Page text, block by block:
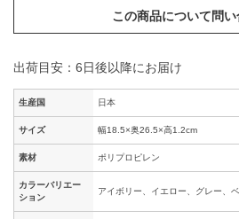
この商品について問
出荷目安：6日後以降にお届け
生産国 日本
サイズ 幅18.5×奥26.5×高1.2cm
素材 ポリプロピレン
カラーバリエー
ション
アイボリー、イエロー、グレー、